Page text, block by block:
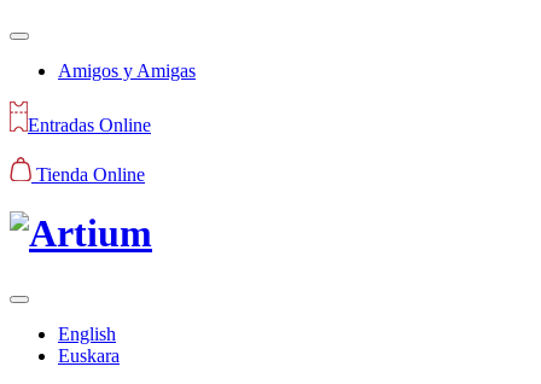
Amigos y Amigas
Entradas Online
Tienda Online
English
Euskara